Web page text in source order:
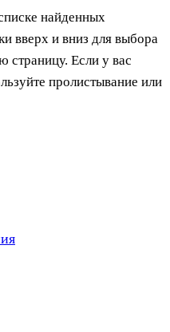
найденных
вверх и вниз для выбора
страницу. Если у вас
пролистывание или